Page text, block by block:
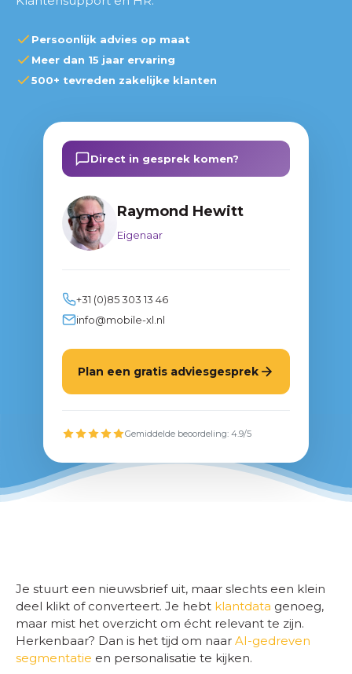
Persoonlijk advies op maat
Meer dan 15 jaar ervaring
500+ tevreden zakelijke klanten
Direct in gesprek komen?
Raymond Hewitt
Eigenaar
+31 (0)85 303 13 46
info@mobile-xl.nl
Plan een gratis adviesgesprek
Gemiddelde beoordeling: 4.9/5
Hoe begin je?
Conclusie
Je stuurt een nieuwsbrief uit, maar slechts een klein
deel klikt of converteert. Je hebt klantdata genoeg,
maar mist het overzicht om écht relevant te zijn.
Herkenbaar? Dan is het tijd om naar AI-gedreven
segmentatie en personalisatie te kijken.